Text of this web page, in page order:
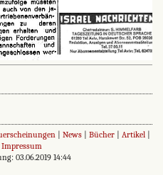
| News| Bücher| Artikel|
Impressum
03.06.2019 14:44